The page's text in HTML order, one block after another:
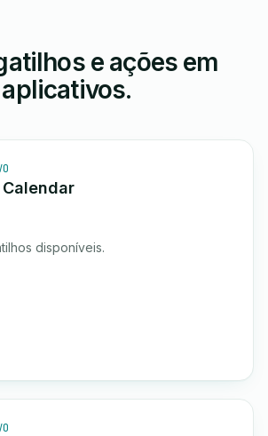
e ações em
disponíveis.